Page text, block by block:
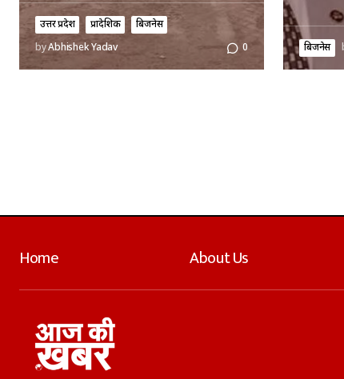
उत्तर प्रदेश प्रादेशिक
बिजनेस
byAbhishek Yadav 0 बिजनेस
Home About Us